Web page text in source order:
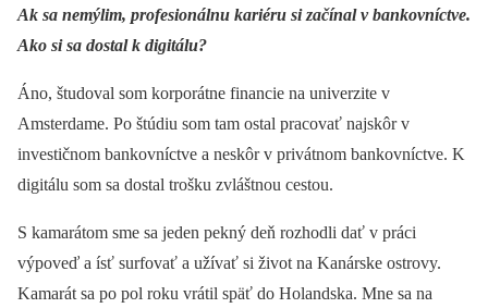
Ak sa nemýlim, profesionálnu kariéru si začínal v bankovníctve.
Ako si sa dostal k digitálu?
Áno, študoval som korporátne financie na univerzite v
Amsterdame. Po štúdiu som tam ostal pracovať najskôr v
investičnom bankovníctve a neskôr v privátnom bankovníctve. K
digitálu som sa dostal trošku zvláštnou cestou.
S kamarátom sme sa jeden pekný deň rozhodli dať v práci
výpoveď a ísť surfovať a užívať si život na Kanárske ostrovy.
Kamarát sa po pol roku vrátil späť do Holandska. Mne sa na